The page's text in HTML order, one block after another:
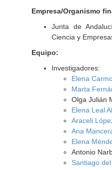
Empresa/Organismo
Junta de
Ciencia y
Equipo:
Investigadores:
Elena
Marta
Olga Julián
Elena Leal
Araceli
Ana
Elena
Antonio
Santiago